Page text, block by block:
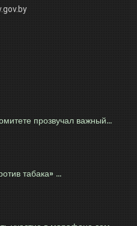
прозвучал важный...
табака» ...